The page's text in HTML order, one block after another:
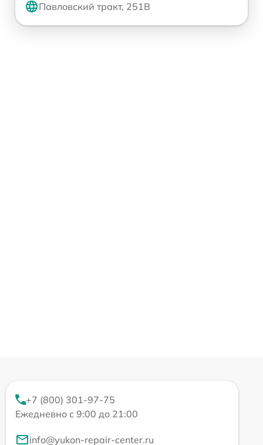
Павловский тракт, 251В
+7 (800) 301-97-75
Ежедневно с 9:00 до 21:00
info@yukon-repair-center.ru